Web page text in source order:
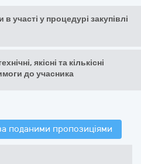
участі у процедурі закупівлі
якісні та кількісні
до учасника
поданими пропозиціями